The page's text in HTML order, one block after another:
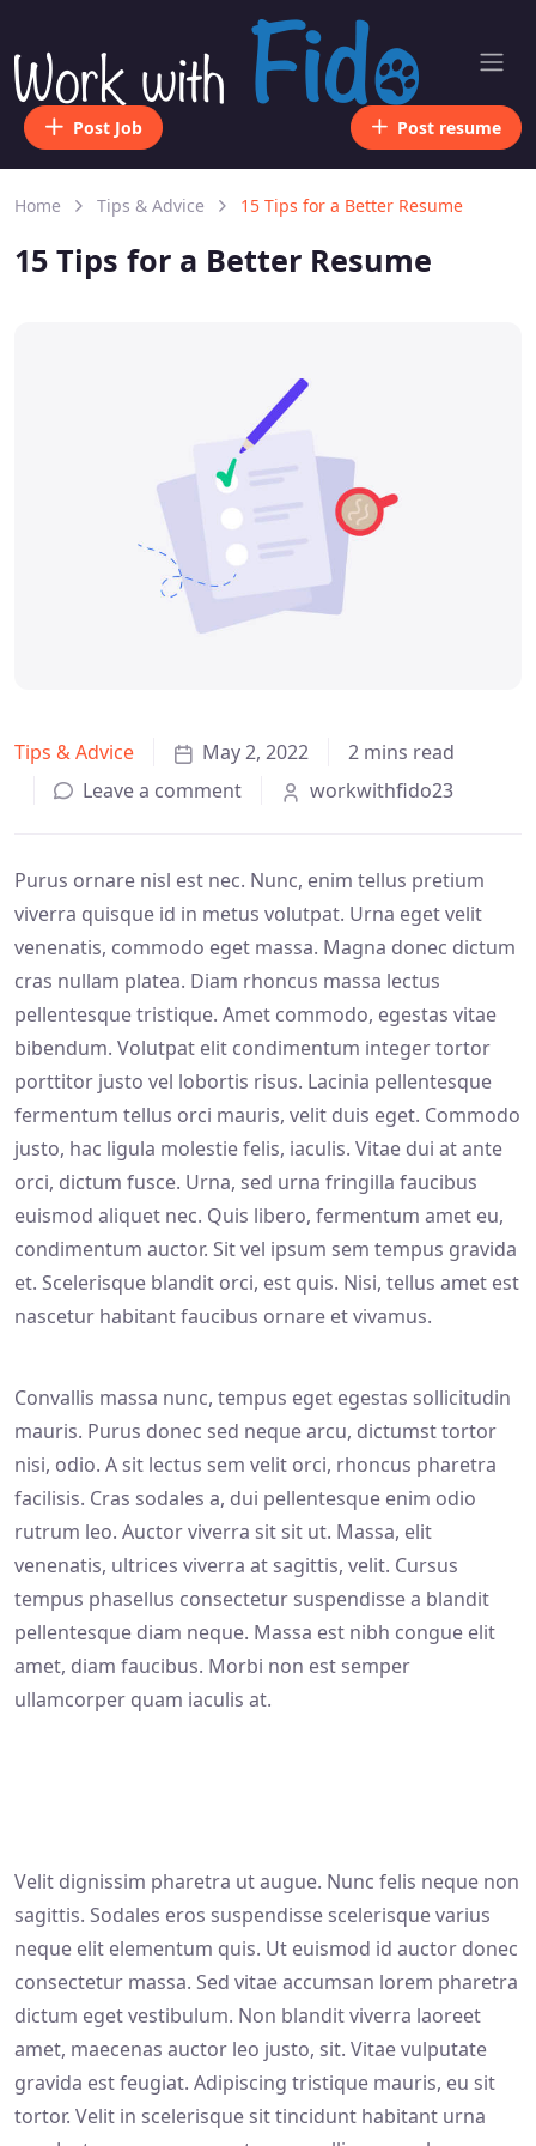
Post Job Post resume
Home Tips & Advice 15 Tips for a Better Resume
15 Tips for a Better Resume
Tips & Advice May 2, 2022
2 mins read
Leave a comment
workwithfido23
Purus ornare nisl est nec. Nunc, enim tellus pretium
viverra quisque id in metus volutpat. Urna eget velit
venenatis, commodo eget massa. Magna donec dictum
cras nullam platea. Diam rhoncus massa lectus
pellentesque tristique. Amet commodo, egestas vitae
bibendum. Volutpat elit condimentum integer tortor
porttitor justo vel lobortis risus. Lacinia pellentesque
fermentum tellus orci mauris, velit duis eget. Commodo
justo, hac ligula molestie felis, iaculis. Vitae dui at ante
orci, dictum fusce. Urna, sed urna fringilla faucibus
euismod aliquet nec. Quis libero, fermentum amet eu,
condimentum auctor. Sit vel ipsum sem tempus gravida
et. Scelerisque blandit orci, est quis. Nisi, tellus amet est
nascetur habitant faucibus ornare et vivamus.
Convallis massa nunc, tempus eget egestas sollicitudin
mauris. Purus donec sed neque arcu, dictumst tortor
nisi, odio. A sit lectus sem velit orci, rhoncus pharetra
facilisis. Cras sodales a, dui pellentesque enim odio
rutrum leo. Auctor viverra sit sit ut. Massa, elit
venenatis, ultrices viverra at sagittis, velit. Cursus
tempus phasellus consectetur suspendisse a blandit
pellentesque diam neque. Massa est nibh congue elit
amet, diam faucibus. Morbi non est semper
ullamcorper quam iaculis at.
Velit dignissim pharetra ut augue. Nunc felis neque non
sagittis. Sodales eros suspendisse scelerisque varius
neque elit elementum quis. Ut euismod id auctor donec
consectetur massa. Sed vitae accumsan lorem pharetra
dictum eget vestibulum. Non blandit viverra laoreet
amet, maecenas auctor leo justo, sit. Vitae vulputate
gravida est feugiat. Adipiscing tristique mauris, eu sit
tortor. Velit in scelerisque sit tincidunt habitant urna